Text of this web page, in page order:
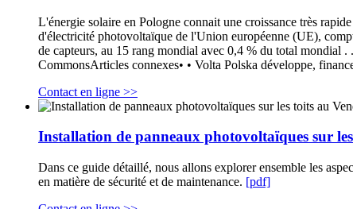
L'énergie solaire en Pologne connait une croissance très
d'électricité photovoltaïque de l'Union européenne (UE),
de capteurs, au 15 rang mondial avec 0,4 % du total mondial
CommonsArticles connexes• • Volta Polska développe,
Contact en ligne >>
Installation de panneaux photovoltaïques sur
Dans ce guide détaillé, nous allons explorer ensemble les
en matière de sécurité et de maintenance. [pdf]